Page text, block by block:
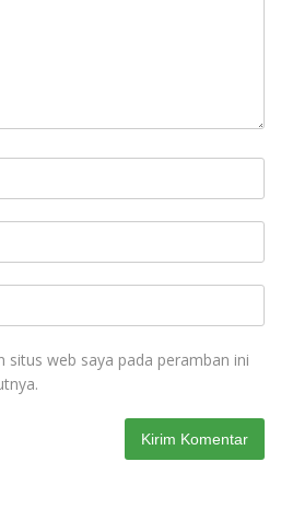
situs web saya pada peramban ini